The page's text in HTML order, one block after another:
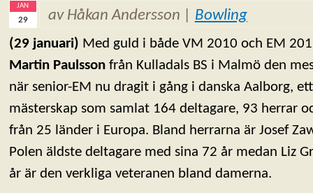
JAN
29 av Håkan Andersson | Bowling
(29 januari) Med guld i både VM 2010 och EM
Martin Paulssonfrån Kulladals BS i Malmö den
när senior-EM nu dragit i gång i danska Aalborg,
mästerskap som samlat 164 deltagare, 93 herrar
från 25 länder i Europa. Bland herrarna är Josef
Polen äldste deltagare med sina 72 år medan Liz
år är den verkliga veteranen bland damerna.